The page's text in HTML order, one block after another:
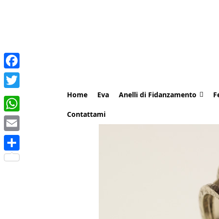
Home Eva Anelli di Fidanzamento
Contattami
Facebook
Twitter
WhatsApp
Email
Share